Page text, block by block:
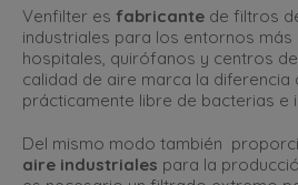
Venfilter es fabricante de filtros
industriales para los entornos
hospitales, quirófanos y centros
calidad de aire marca la
prácticamente libre de bacterias e
Del mismo modo también
aire industriales para la